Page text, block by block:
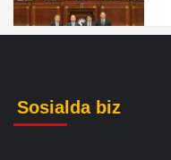
Sosialda biz